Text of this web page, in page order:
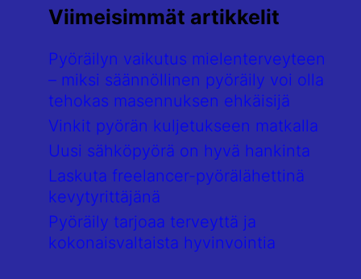
Viimeisimmät artikkelit
Pyöräilyn vaikutus mielenterveyteen
– miksi säännöllinen pyöräily voi olla
tehokas masennuksen ehkäisijä
Vinkit pyörän kuljetukseen matkalla
Uusi sähköpyörä on hyvä hankinta
Laskuta freelancer-pyörälähettinä
kevytyrittäjänä
Pyöräily tarjoaa terveyttä ja
kokonaisvaltaista hyvinvointia